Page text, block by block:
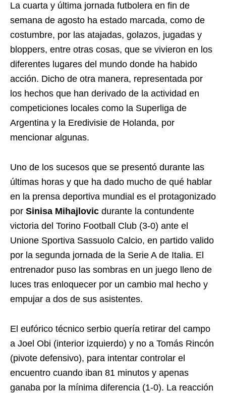
La cuarta y última jornada futbolera en fin de
semana de agosto ha estado marcada, como de
costumbre, por las atajadas, golazos, jugadas y
bloppers, entre otras cosas, que se vivieron en los
diferentes lugares del mundo donde ha habido
acción. Dicho de otra manera, representada por
los hechos que han derivado de la actividad en
competiciones locales como la Superliga de
Argentina y la Eredivisie de Holanda, por
mencionar algunas.
Uno de los sucesos que se presentó durante las
últimas horas y que ha dado mucho de qué hablar
en la prensa deportiva mundial es el protagonizado
por Sinisa Mihajlovic durante la contundente
victoria del Torino Football Club (3-0) ante el
Unione Sportiva Sassuolo Calcio, en partido valido
por la segunda jornada de la Serie A de Italia. El
entrenador puso las sombras en un juego lleno de
luces tras enloquecer por un cambio mal hecho y
empujar a dos de sus asistentes.
El eufórico técnico serbio quería retirar del campo
a Joel Obi (interior izquierdo) y no a Tomás Rincón
(pivote defensivo), para intentar controlar el
encuentro cuando iban 81 minutos y apenas
ganaba por la mínima diferencia (1-0). La reacción